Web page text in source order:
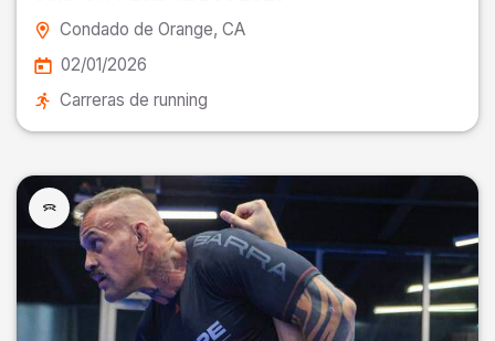
Condado de Orange, CA
02/01/2026
Carreras de running